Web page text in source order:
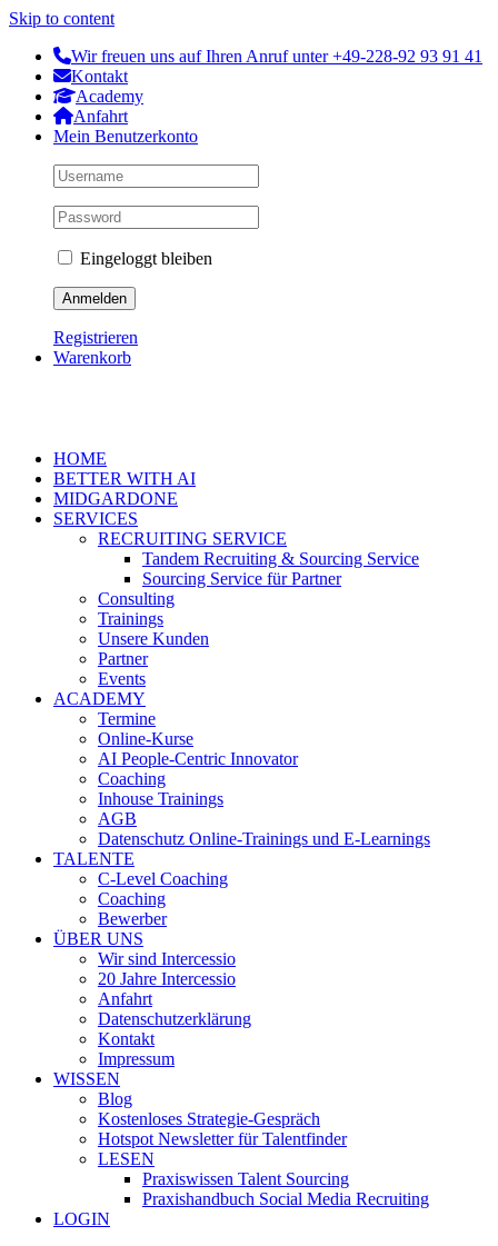
Skip to content
Wir freuen uns auf Ihren Anruf unter +49-228-92 93 91 41
Kontakt
Academy
Anfahrt
Mein Benutzerkonto
Eingeloggt bleiben
Registrieren
Warenkorb
HOME
BETTER WITH AI
MIDGARDONE
SERVICES
RECRUITING SERVICE
Tandem Recruiting & Sourcing Service
Sourcing Service für Partner
Consulting
Trainings
Unsere Kunden
Partner
Events
ACADEMY
Termine
Online-Kurse
AI People-Centric Innovator
Coaching
Inhouse Trainings
AGB
Datenschutz Online-Trainings und E-Learnings
TALENTE
C-Level Coaching
Coaching
Bewerber
ÜBER UNS
Wir sind Intercessio
20 Jahre Intercessio
Anfahrt
Datenschutzerklärung
Kontakt
Impressum
WISSEN
Blog
Kostenloses Strategie-Gespräch
Hotspot Newsletter für Talentfinder
LESEN
Praxiswissen Talent Sourcing
Praxishandbuch Social Media Recruiting
LOGIN